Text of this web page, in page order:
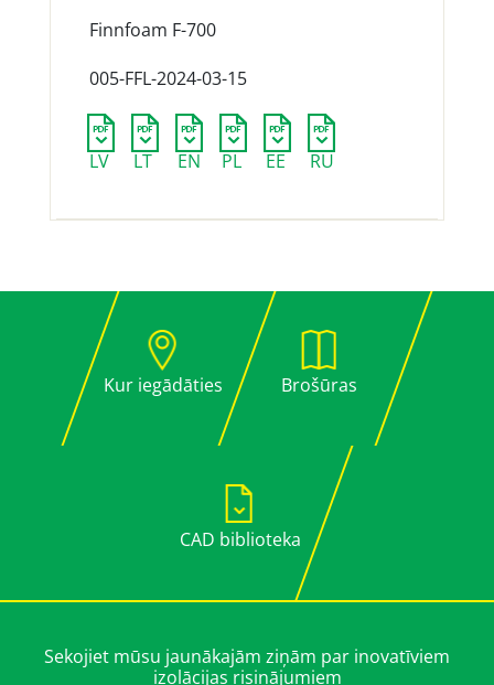
Finnfoam F-700
005-FFL-2024-03-15
LV LT EN PL EE RU
Kur iegādāties Brošūras
CAD biblioteka
Sekojiet mūsu jaunākajām ziņām par inovatīviem
izolācijas risinājumiem